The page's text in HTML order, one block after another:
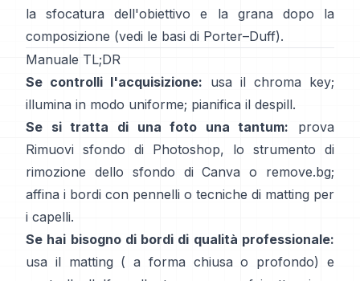
la sfocatura dell'obiettivo e la grana dopo la
composizione (vedi le basi di Porter–Duff).
Manuale TL;DR
Se controlli l'acquisizione: usa il chroma key;
illumina in modo uniforme; pianifica il despill.
Se si tratta di una foto una tantum: prova
Rimuovi sfondo di Photoshop, lo strumento di
rimozione dello sfondo di Canva o remove.bg;
affina i bordi con pennelli o tecniche di matting per
i capelli.
Se hai bisogno di bordi di qualità professionale:
usa il matting ( a forma chiusa o profondo) e